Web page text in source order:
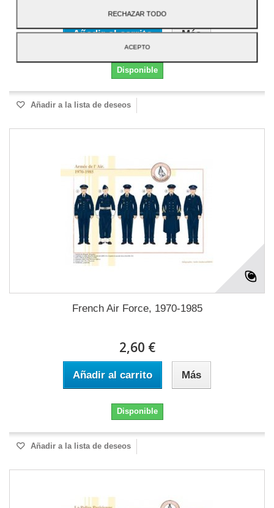
Añadir al carrito Más
Disponible
Añadir a la lista de deseos
French Air Force, 1970-1985
2,60 €
Añadir al carrito Más
Disponible
Añadir a la lista de deseos
RECHAZAR TODO
ACEPTO